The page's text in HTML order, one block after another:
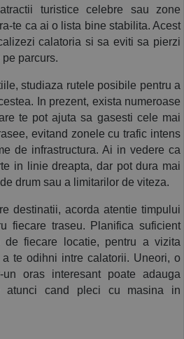
turistice celebre sau zone
te ca ai o lista bine stabilita. Acest
calatoria si sa eviti sa pierzi
parcurs.
studiaza rutele posibile pentru a
In prezent, exista numeroase
te pot ajuta sa gasesti cele mai
evitand zonele cu trafic intens
de infrastructura. Ai in vedere ca
in linie dreapta, dar pot dura mai
drum sau a limitarilor de viteza.
destinatii, acorda atentie timpului
fiecare traseu. Planifica suficient
fiecare locatie, pentru a vizita
te odihni intre calatorii. Uneori, o
oras interesant poate adauga
atunci cand pleci cu masina in